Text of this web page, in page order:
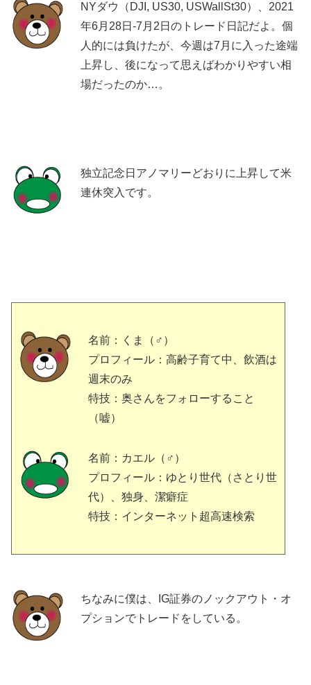
NYダウ（DJI, US30, USWallSt30）、2021
年6月28日-7月2日のトレード日記だよ。個
人的には負けたが、今週は7月に入った途端
上昇し、後になって思えばわかりやすい相
場だったのか…。
独立記念日アノマリーどおりに上昇して米
連休突入です。
名前：くま（♂）
プロフィール：高齢子育て中、飲酒は
週末のみ
特技：奥さんをフォローすること
（嘘）
名前：カエル（♂）
プロフィール：ゆとり世代（さとり世
代）、独身、潔癖症
特技：インターネット超高速検索
ちなみに僕は、IG証券のノックアウト・オ
プションでトレードをしている。